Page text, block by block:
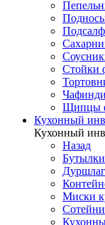
Стойки
Щипцы
Кухонный
Кухонный
Назад
Бутылки
Миски